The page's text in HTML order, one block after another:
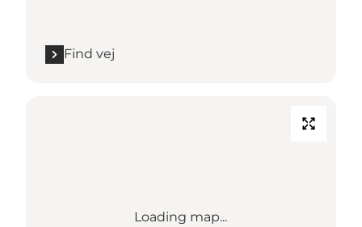
Find vej
Loading map...